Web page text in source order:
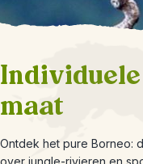
maat
Ontdek het pure Borneo:
over jungle-rivieren en